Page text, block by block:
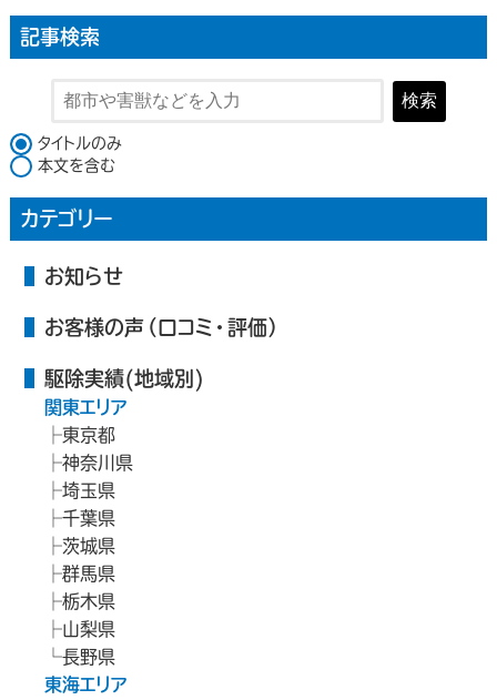
記事検索
検索
検索対象
タイトルのみ
本文を含む
カテゴリー
お知らせ
お客様の声（口コミ・評価）
駆除実績(地域別)
関東エリア
東京都
神奈川県
埼玉県
千葉県
茨城県
群馬県
栃木県
山梨県
長野県
東海エリア